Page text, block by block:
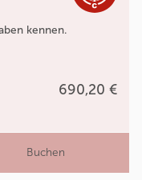
kennen.
690,20 €
Buchen